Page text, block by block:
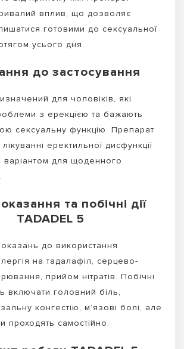
вплив, що дозволяє
готовими до сексуальної
усього дня.
до застосування
для чоловіків, які
з ерекцією та бажають
сексуальну функцію. Препарат
еректильної дисфункції
варіантом для щоденного
та побічні дії
TADADEL 5
до використання
на тадалафіл, серцево-
прийом нітратів. Побічні
включати головний біль,
конгестію, м’язові болі, але
проходять самостійно.